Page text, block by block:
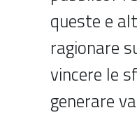
queste e
ragionare
vincere le
generare